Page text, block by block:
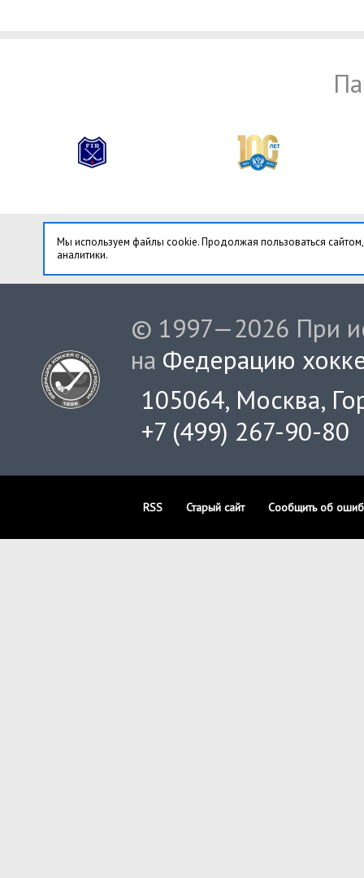
Мы используем файлы cookie. Продолжая пользоваться
аналитики.
© 1997—2026 При
на Федерацию
105064, Москва,
+7 (499) 267-90-80
RSS Старый сайт Сообщить об